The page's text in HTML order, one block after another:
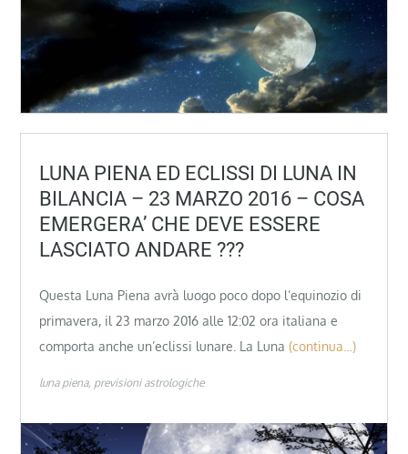
LUNA PIENA ED ECLISSI DI LUNA IN
BILANCIA – 23 MARZO 2016 – COSA
EMERGERA’ CHE DEVE ESSERE
LASCIATO ANDARE ???
Questa Luna Piena avrà luogo poco dopo l’equinozio di
primavera, il 23 marzo 2016 alle 12:02 ora italiana e
comporta anche un’eclissi lunare. La Luna (continua…)
luna piena previsioni astrologiche